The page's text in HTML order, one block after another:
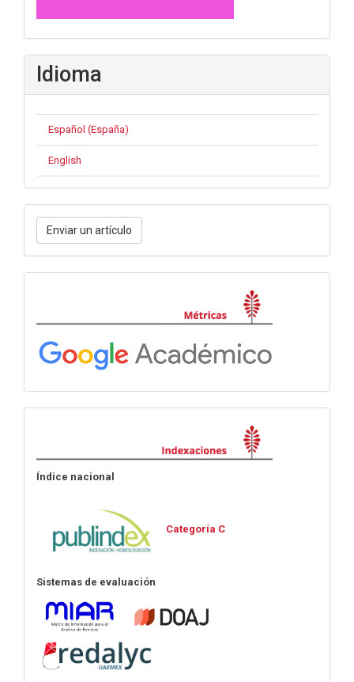
Idioma
Español (España)
English
Enviar
un
artículo
Enviar un artículo
Índice nacional
Categoría C
Sistemas de evaluación